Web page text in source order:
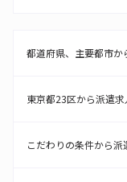
都道府県、主要都市
東京都23区から派遣
こだわりの条件から